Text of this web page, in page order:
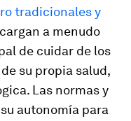
tradicionales y
a menudo
de cuidar de los
su propia salud,
Las normas y
autonomía para